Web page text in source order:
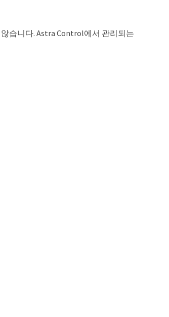
습니다. Astra Control에서 관리되는